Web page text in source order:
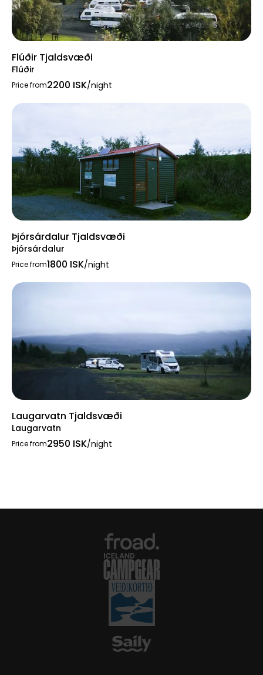
Flúðir Tjaldsvæði
Flúðir
Price from2200 ISK/night
Þjórsárdalur Tjaldsvæði
Þjórsárdalur
Price from1800 ISK/night
Laugarvatn Tjaldsvæði
Laugarvatn
Price from2950 ISK/night